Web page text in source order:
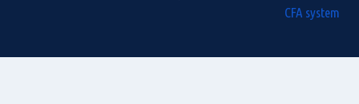
CFA system